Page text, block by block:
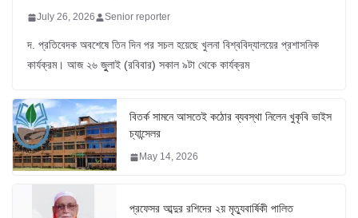
July 26, 2026 Senior reporter
দ. প্রতিবেদক অবশেষে তিন দিন পর সচল হয়েছে খুলনা বিশ্ববিদ্যালয়ের প্রশাসনিক
কার্যক্রম। আজ ২৬ জুুলাই (রবিবার) সকাল ৯টা থেকে কার্যক্রম
বিতর্ক সামনে আসতেই কঠোর ব্যবস্থা নিলেন খুকৃবি ভাইস
চ্যান্সেলর
May 14, 2026
প্রফেসর আব্দুর রশিদের ২য় মৃত্যুবার্ষিকী পালিত